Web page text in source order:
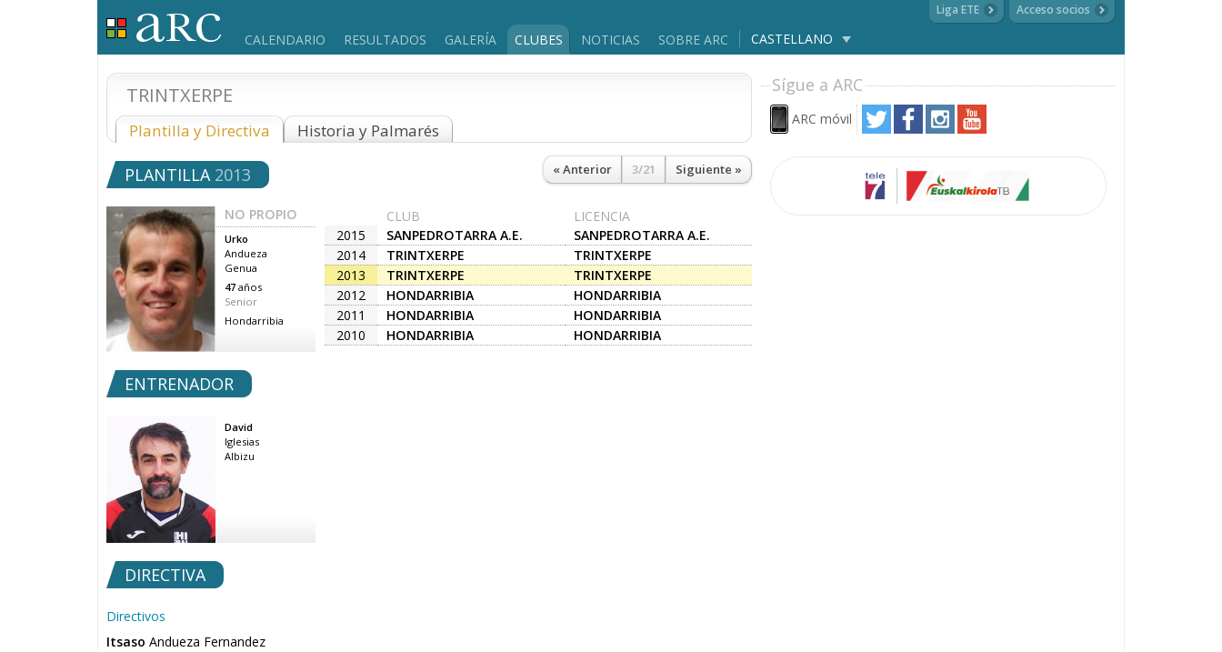
CALENDARIO RESULTADOS GALERÍA CLUBES NOTICIAS SOBRE ARC CASTELLANO
Liga ETE Acceso socios
TRINTXERPE
Plantilla y Directiva Historia y Palmarés
« Anterior 3/21 Siguiente »
PLANTILLA 2013
NO PROPIO
Urko
Andueza
Genua
47 años
Senior
Hondarribia
CLUB
LICENCIA
2015
SANPEDROTARRA A.E.
SANPEDROTARRA A.E.
2014
TRINTXERPE
TRINTXERPE
2013
TRINTXERPE
TRINTXERPE
2012
HONDARRIBIA
HONDARRIBIA
2011
HONDARRIBIA
HONDARRIBIA
2010
HONDARRIBIA HONDARRIBIA
ENTRENADOR
David
Iglesias
Albizu
DIRECTIVA
Directivos
Itsaso Andueza Fernandez
Sígue a ARC
ARC móvil